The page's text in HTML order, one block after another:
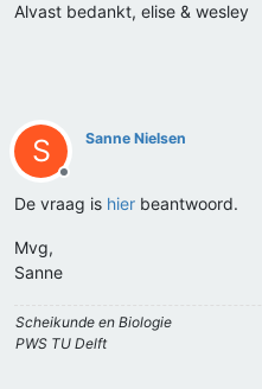
Alvast bedankt, elise & wesley
S
Offline
Sanne Nielsen
De vraag is hier beantwoord.
Mvg,
Sanne
Scheikunde en Biologie
PWS TU Delft